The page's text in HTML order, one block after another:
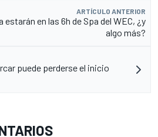
ARTÍCULO ANTERIOR
estarán en las 6h de Spa del WEC, ¿y
algo más?
puede perderse el inicio